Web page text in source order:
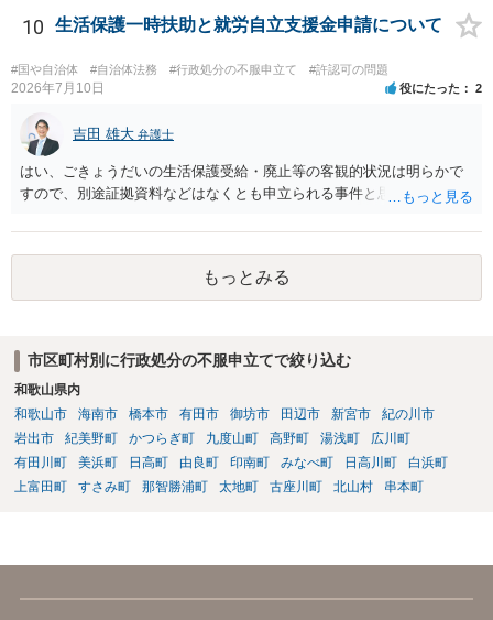
に提出しましょう。園は保護者の苦情に耳を傾けなくてはならないと
三）。さらに苦情解決のための第三者委員を施設ごとにおくことも指
導されています。 保育園との相談や交渉で解決できない時には、区市
「福祉サービス運営適正化委員会」が設置されています。 認可保育所
はもちろんのこと、認可外の保育施設でも補助金を受けている施設
は、市や区、都道府県などの責任の範囲内にありますから、役所も相
談に応じなくてはなりません。
10 生活保護一時扶助と就労自立支援金申請について
#国や自治体 #自治体法務 #行政処分の不服申立て #許認可の問題
2026年7月10日 役にたった 2
吉田 雄大 弁護士
はい、ごきょうだいの生活保護受給・廃止等の客観的状況は明らかで
すので、別途証拠資料などはなくとも申立られる事件と思います。
もっとみる
市区町村別に行政処分の不服申立てで絞り込む
和歌山県内
和歌山市
海南市 橋本市 有田市 御坊市 田辺市 新宮市
紀の川市
岩出市
紀美野町 かつらぎ町 九度山町 高野町 湯浅町
広川町
有田川町
美浜町 日高町 由良町 印南町 みなべ町 日高川町
白浜町
上富田町
すさみ町 那智勝浦町 太地町 古座川町 北山村 串本町